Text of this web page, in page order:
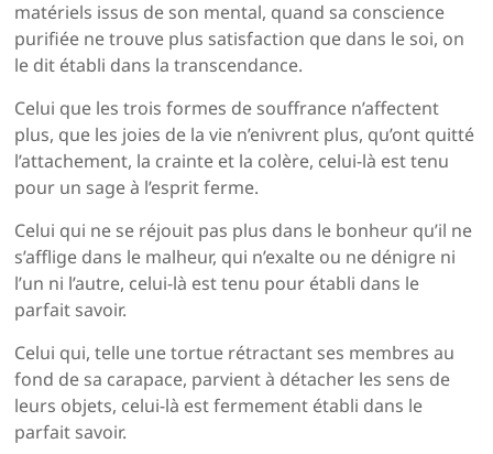
matériels issus de son mental, quand sa conscience
purifiée ne trouve plus satisfaction que dans le soi, on
le dit établi dans la transcendance.
Celui que les trois formes de souffrance n’affectent
plus, que les joies de la vie n’enivrent plus, qu’ont quitté
l’attachement, la crainte et la colère, celui-là est tenu
pour un sage à l’esprit ferme.
Celui qui ne se réjouit pas plus dans le bonheur qu’il ne
s’afflige dans le malheur, qui n’exalte ou ne dénigre ni
l’un ni l’autre, celui-là est tenu pour établi dans le
parfait savoir.
Celui qui, telle une tortue rétractant ses membres au
fond de sa carapace, parvient à détacher les sens de
leurs objets, celui-là est fermement établi dans le
parfait savoir.